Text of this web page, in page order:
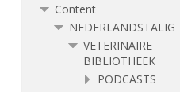
Content
NEDERLANDSTALIG
VETERINAIRE
BIBLIOTHEEK
PODCASTS